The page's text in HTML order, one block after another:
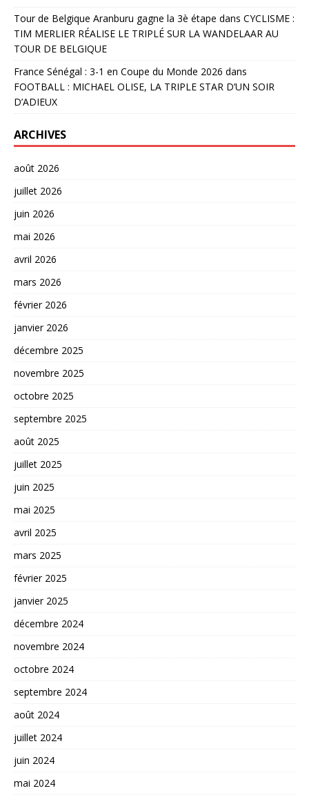
Tour de Belgique Aranburu gagne la 3è étape dans CYCLISME :
TIM MERLIER RÉALISE LE TRIPLÉ SUR LA WANDELAAR AU
TOUR DE BELGIQUE
France Sénégal : 3-1 en Coupe du Monde 2026 dans
FOOTBALL : MICHAEL OLISE, LA TRIPLE STAR D’UN SOIR
D’ADIEUX
ARCHIVES
août 2026
juillet 2026
juin 2026
mai 2026
avril 2026
mars 2026
février 2026
janvier 2026
décembre 2025
novembre 2025
octobre 2025
septembre 2025
août 2025
juillet 2025
juin 2025
mai 2025
avril 2025
mars 2025
février 2025
janvier 2025
décembre 2024
novembre 2024
octobre 2024
septembre 2024
août 2024
juillet 2024
juin 2024
mai 2024